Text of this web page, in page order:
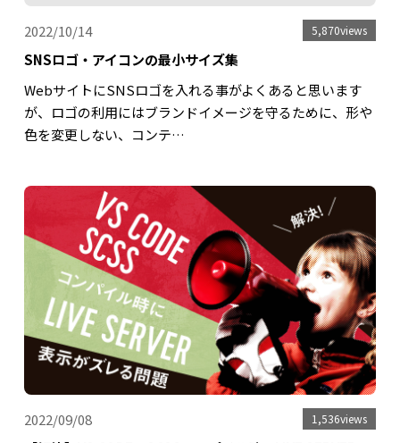
SNSロゴ・アイコンの最小サイズ集
2022/10/14 5,870views
WebサイトにSNSロゴを入れる事がよくあると思います
が、ロゴの利用にはブランドイメージを守るために、形や
色を変更しない、コンテ…
2022/09/08 1,536views